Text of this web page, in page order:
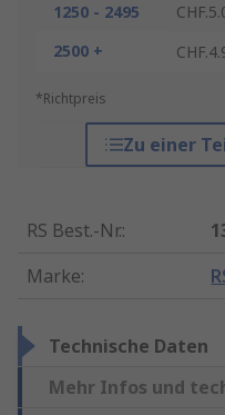
1250 - 2495
2500 +
*Richtpreis
Zu einer
RS Best.-Nr.:
Marke:
Technische Daten
Mehr Infos und